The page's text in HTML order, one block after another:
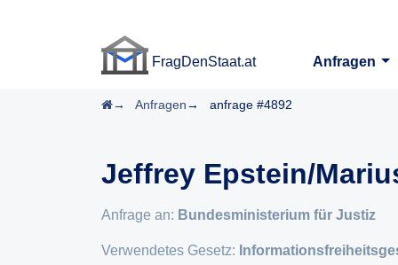
FragDenStaat.at
Anfragen
Startseite
Anfragen anfrage #4892
Jeffrey Epstein/
Anfrage an: Bundesministerium für Justiz
Verwendetes Gesetz: